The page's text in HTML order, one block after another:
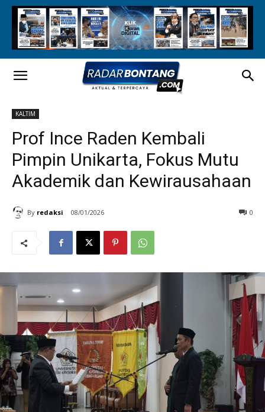
KALTIM
Prof Ince Raden Kembali
Pimpin Unikarta, Fokus Mutu
Akademik dan Kewirausahaan
By redaksi 08/01/2026 0